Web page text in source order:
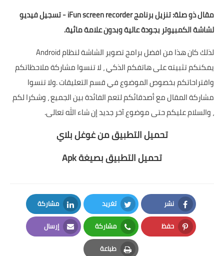
مقال ذو صلة:
تنزيل برنامج iFun screen recorder - تسجيل فيديو
لشاشة الكمبيوتر بجودة عالية وبدون علامة مائية.
لذلك كان هذا من افضل برامج تصوير الشاشة لنظام Android
يمكنكم تثبيته على هاتفكم الذكي ، لا تنسوا مشاركة ملاحظاتكم
واقتراحاتكم بخصوص الموضوع في قسم التعليقات .ولا تنسوا
مشاركة المقال مع أصدقائكم لتعم الفائدة بين الجميع ، وشكرا لكم
، والسلام عليكم حتى موضوع آخر جديد إن شاء الله تعالى.
تحميل التطبيق من غوغل بلاي
تحميل التطبيق بصيغة Apk
نشر
Facebook
تغريد
Twitter
مشاركة
LinkedIn
حفظ
Pinterest
مشاركة
Whatsapp
إرسال
Email
طباعة